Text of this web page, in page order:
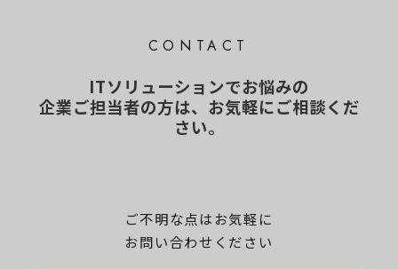
CONTACT
ITソリューションでお悩みの
企業ご担当者の方は、お気軽にご相談くだ
さい。
ご不明な点はお気軽に
お問い合わせください